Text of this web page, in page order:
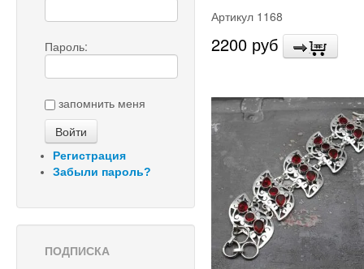
Пароль:
запомнить меня
Регистрация
Забыли пароль?
ПОДПИСКА
Артикул 1168
2200 руб